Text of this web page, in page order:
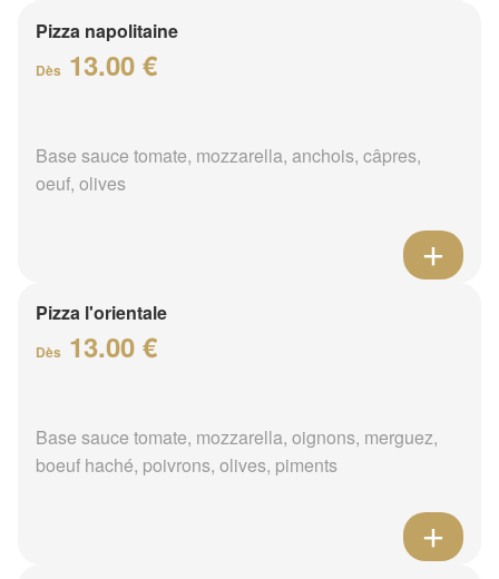
Pizza napolitaine
Dès 13.00 €
Base sauce tomate, mozzarella, anchois, câpres,
oeuf, olives
Pizza l'orientale
Dès 13.00 €
Base sauce tomate, mozzarella, oignons, merguez,
boeuf haché, poivrons, olives, piments